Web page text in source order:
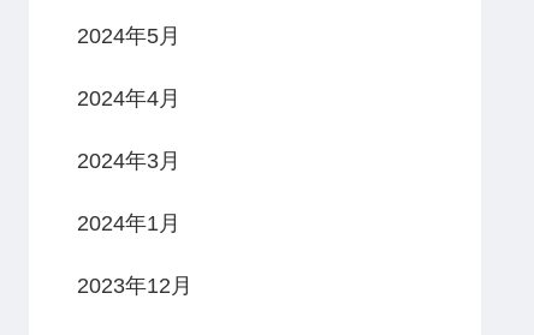
2024年5月
2024年4月
2024年3月
2024年1月
2023年12月